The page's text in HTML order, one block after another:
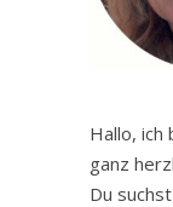
Hallo, ich
ganz
Du